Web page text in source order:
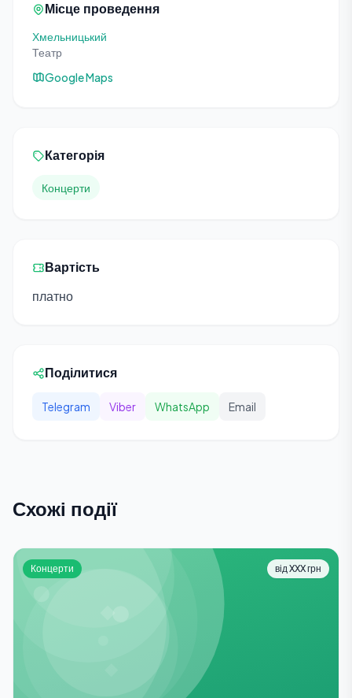
Місце проведення
Хмельницький
Театр
Google Maps
Категорія
Концерти
Вартість
платно
Поділитися
Telegram Viber WhatsApp Email
Схожі події
Концерти від XXX грн